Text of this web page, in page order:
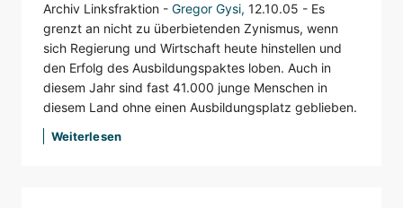
Archiv Linksfraktion - Gregor Gysi, 12.10.05 - Es
grenzt an nicht zu überbietenden Zynismus, wenn
sich Regierung und Wirtschaft heute hinstellen und
den Erfolg des Ausbildungspaktes loben. Auch in
diesem Jahr sind fast 41.000 junge Menschen in
diesem Land ohne einen Ausbildungsplatz geblieben.
Weiterlesen